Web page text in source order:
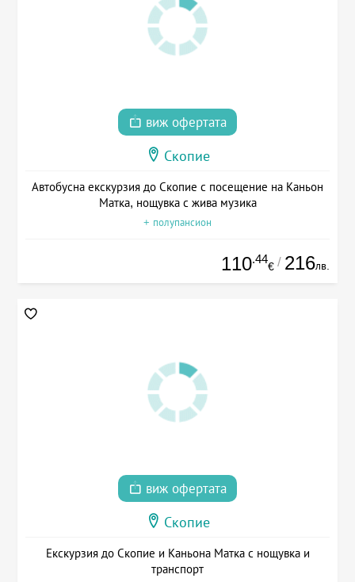
виж офертата
Скопие
Автобусна екскурзия до Скопие с посещение на Каньон
Матка, нощувка с жива музика
+ полупансион
110.44
€ / 216лв.
виж офертата
Скопие
Екскурзия до Скопие и Каньона Матка с нощувка и
транспорт